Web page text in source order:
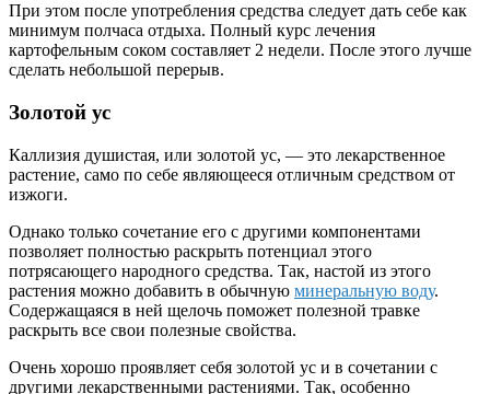
При этом после употребления средства следует дать себе как
минимум полчаса отдыха. Полный курс лечения
картофельным соком составляет 2 недели. После этого лучше
сделать небольшой перерыв.
Золотой ус
Каллизия душистая, или золотой ус, — это лекарственное
растение, само по себе являющееся отличным средством от
изжоги.
Однако только сочетание его с другими компонентами
позволяет полностью раскрыть потенциал этого
потрясающего народного средства. Так, настой из этого
растения можно добавить в обычную минеральную воду.
Содержащаяся в ней щелочь поможет полезной травке
раскрыть все свои полезные свойства.
Очень хорошо проявляет себя золотой ус и в сочетании с
другими лекарственными растениями. Так, особенно